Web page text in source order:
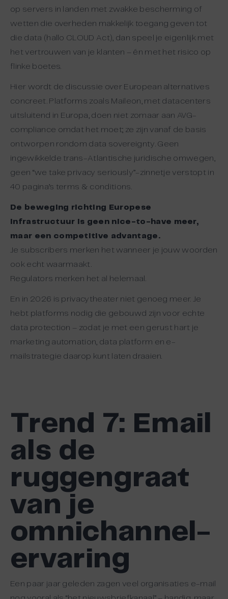
op servers in landen met zwakke bescherming of
wetten die overheden makkelijk toegang geven tot
die data (hallo CLOUD Act), dan speel je eigenlijk met
het vertrouwen van je klanten – én met het risico op
flinke boetes.
Hier wordt de discussie over European alternatives
concreet. Platforms zoals Maileon, met datacenters
uitsluitend in Europa, doen niet zomaar aan AVG-
compliance omdat het moet; ze zijn vanaf de basis
ontworpen rondom data sovereignty. Geen
ingewikkelde trans-Atlantische juridische omwegen,
geen “we take privacy seriously”-zinnetje verstopt in
40 pagina’s terms & conditions.
De beweging richting Europese
infrastructuur is geen nice-to-have meer,
maar een competitive advantage.
Je subscribers merken het wanneer je jouw woorden
ook echt waarmaakt.
Regulators merken het al helemaal.
En in 2026 is privacytheater niet genoeg meer. Je
hebt platforms nodig die gebouwd zijn voor echte
data protection – zodat je met een gerust hart je
marketing automation, data platform en e-
mailstrategie daarop kunt laten draaien.
Trend 7: Email
als de
ruggengraat
van je
omnichannel-
ervaring
Een paar jaar geleden zagen veel organisaties e-mail